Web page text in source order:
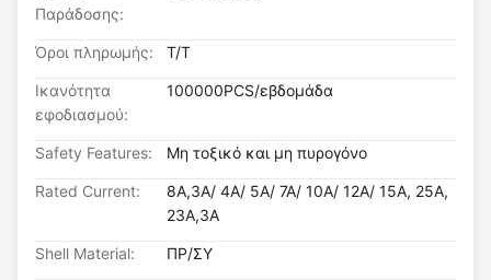
Παράδοσης:
Όροι πληρωμής: T/T
Ικανότητα
εφοδιασμού:
100000PCS/εβδομάδα
Safety Features: Μη τοξικό και μη πυρογόνο
Rated Current:
8A,3A/ 4A/ 5A/ 7A/ 10A/ 12A/ 15A, 25A,
23A,3A
Shell Material: ΠΡ/ΣΥ